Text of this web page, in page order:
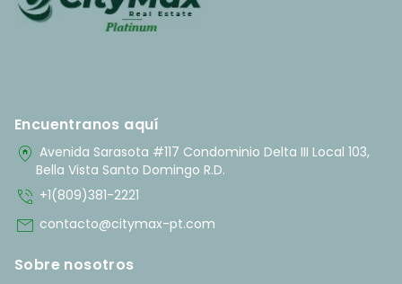
Encuentranos aquí
home_pin Avenida Sarasota #117 Condominio Delta III Local 103,
Bella Vista Santo Domingo R.D.
phone_in_talk +1(809)381-2221
mail contacto@citymax-pt.com
Sobre nosotros